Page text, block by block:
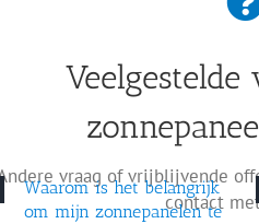
reinigen?
reinigen?
schoonspoelen?
Veelgestelde
vraag of vrijblijvende
contact
Waarom is het belangrijk
om mijn zonnepanelen te